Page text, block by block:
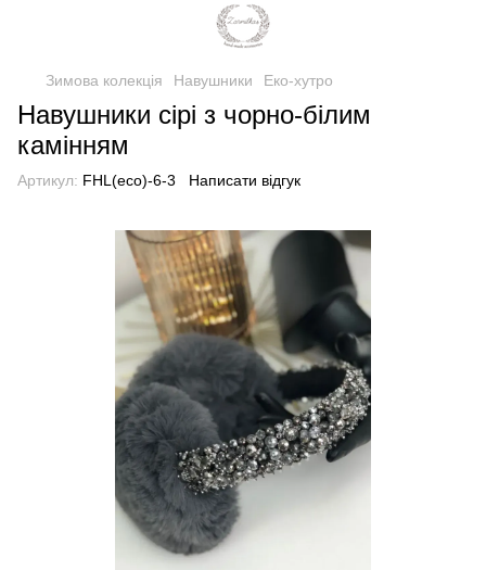
Зимова колекція Навушники Еко-хутро
Навушники сірі з чорно-білим
камінням
Артикул: FHL(eco)-6-3 Написати відгук